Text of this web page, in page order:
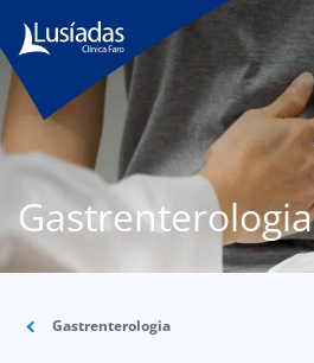
Lusíadas
Hospitais
e
Clínicas
Clínico
Gastrenterologia
Gastrenterologia